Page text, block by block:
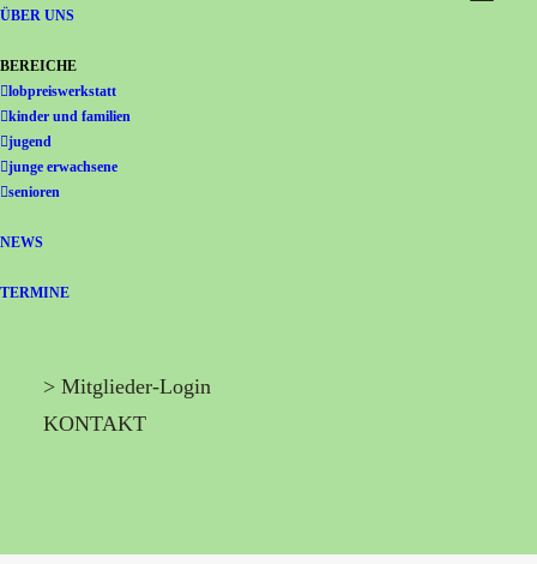
Gemeinschaft Immanuel
ÜBER UNS
BEREICHE
lobpreiswerkstatt
kinder und familien
jugend
junge erwachsene
senioren
NEWS
TERMINE
> Mitglieder-Login
KONTAKT